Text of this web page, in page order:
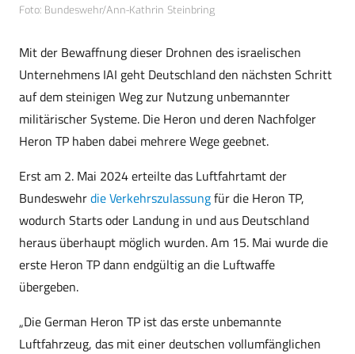
Foto: Bundeswehr/Ann-Kathrin Steinbring
Mit der Bewaffnung dieser Drohnen des israelischen
Unternehmens IAI geht Deutschland den nächsten Schritt
auf dem steinigen Weg zur Nutzung unbemannter
militärischer Systeme. Die Heron und deren Nachfolger
Heron TP haben dabei mehrere Wege geebnet.
Erst am 2. Mai 2024 erteilte das Luftfahrtamt der
Bundeswehrdie Verkehrszulassungfür die Heron TP,
wodurch Starts oder Landung in und aus Deutschland
heraus überhaupt möglich wurden. Am 15. Mai wurde die
erste Heron TP dann endgültig an die Luftwaffe
übergeben.
„Die German Heron TP ist das erste unbemannte
Luftfahrzeug, das mit einer deutschen vollumfänglichen